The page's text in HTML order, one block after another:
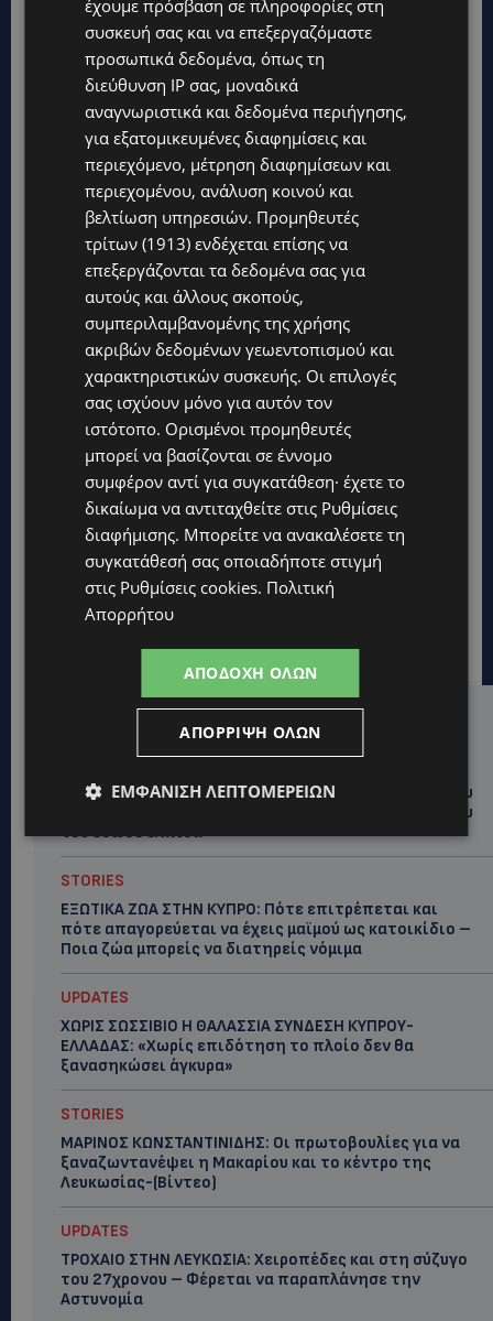
ΤΑΣΟΣ ΧΑΤΖΗΓΙΟΒΑΝΗΣ: Η συγκλονιστική ιστορία του
12χρονου Δημήτρη και η δωρεά των 12.500 ευρώ που
του έδωσε ελπίδα
STORIES
ΕΞΩΤΙΚΑ ΖΩΑ ΣΤΗΝ ΚΥΠΡΟ: Πότε επιτρέπεται και
πότε απαγορεύεται να έχεις μαϊμού ως κατοικίδιο –
Ποια ζώα μπορείς να διατηρείς νόμιμα
UPDATES
ΧΩΡΙΣ ΣΩΣΣΙΒΙΟ Η ΘΑΛΑΣΣΙΑ ΣΥΝΔΕΣΗ ΚΥΠΡΟΥ-
ΕΛΛΑΔΑΣ: «Χωρίς επιδότηση το πλοίο δεν θα
ξανασηκώσει άγκυρα»
STORIES
ΜΑΡΙΝΟΣ ΚΩΝΣΤΑΝΤΙΝΙΔΗΣ: Οι πρωτοβουλίες για να
ξαναζωντανέψει η Μακαρίου και το κέντρο της
Λευκωσίας-(Βίντεο)
UPDATES
ΤΡΟΧΑΙΟ ΣΤΗΝ ΛΕΥΚΩΣΙΑ: Χειροπέδες και στη σύζυγο
του 27χρονου – Φέρεται να παραπλάνησε την
Αστυνομία
έχουμε πρόσβαση σε πληροφορίες στη
συσκευή σας και να επεξεργαζόμαστε
προσωπικά δεδομένα, όπως τη
διεύθυνση IP σας, μοναδικά
αναγνωριστικά και δεδομένα περιήγησης,
για εξατομικευμένες διαφημίσεις και
περιεχόμενο, μέτρηση διαφημίσεων και
περιεχομένου, ανάλυση κοινού και
βελτίωση υπηρεσιών. Προμηθευτές
τρίτων (1913) ενδέχεται επίσης να
επεξεργάζονται τα δεδομένα σας για
αυτούς και άλλους σκοπούς,
συμπεριλαμβανομένης της χρήσης
ακριβών δεδομένων γεωεντοπισμού και
χαρακτηριστικών συσκευής. Οι επιλογές
σας ισχύουν μόνο για αυτόν τον
ιστότοπο. Ορισμένοι προμηθευτές
μπορεί να βασίζονται σε έννομο
συμφέρον αντί για συγκατάθεση· έχετε το
δικαίωμα να αντιταχθείτε στις Ρυθμίσεις
διαφήμισης. Μπορείτε να ανακαλέσετε τη
συγκατάθεσή σας οποιαδήποτε στιγμή
στις Ρυθμίσεις cookies. Πολιτική
Απορρήτου
ΑΠΟΔΟΧΉ ΌΛΩΝ
ΑΠΌΡΡΙΨΗ ΌΛΩΝ
ΕΜΦΆΝΙΣΗ ΛΕΠΤΟΜΕΡΕΙΏΝ